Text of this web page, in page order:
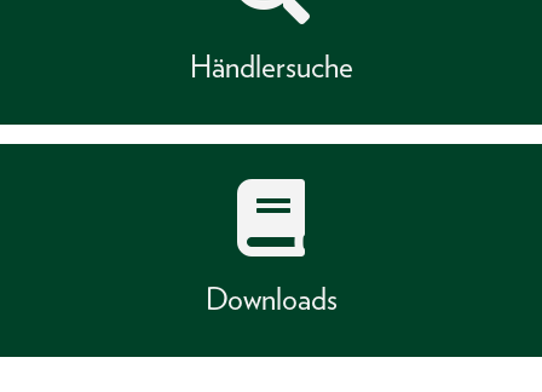
Händlersuche
Downloads